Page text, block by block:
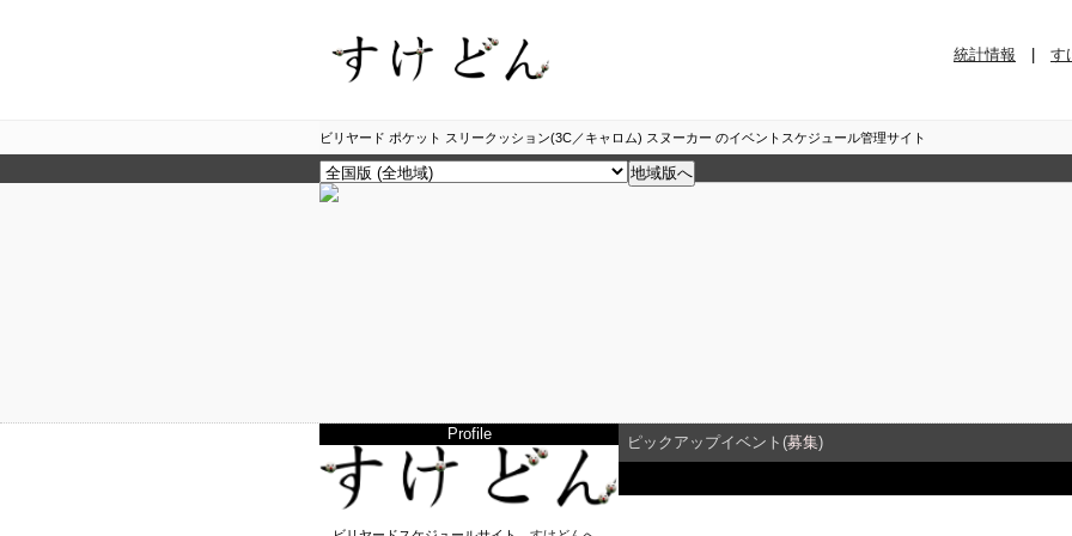
統計情報 | す
ビリヤード ポケット スリークッション(3C／キャロム) スヌーカー のイベントスケジュール管理サイト
Profile ピックアップイベント(募集)